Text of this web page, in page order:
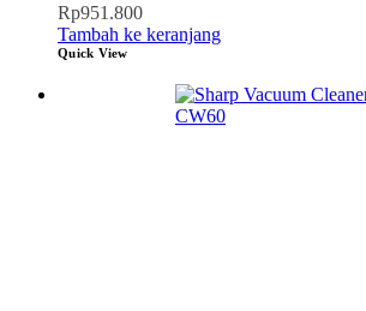
Rp951.800
Tambah ke keranjang
Quick View